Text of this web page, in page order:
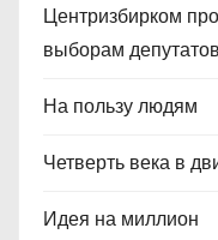
Центризбирком
выборам
На пользу людям
Четверть века в
Идея на миллион